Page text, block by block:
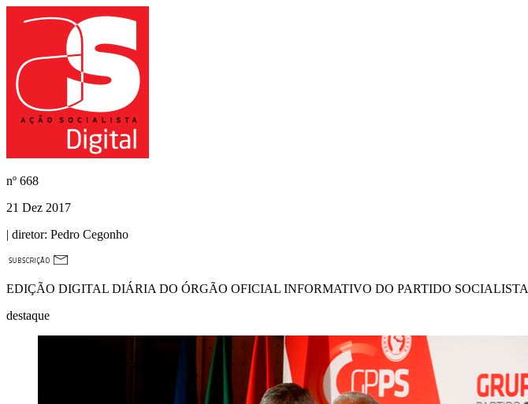
nº 668
21 Dez 2017
| diretor: Pedro Cegonho
EDIÇÃO DIGITAL DIÁRIA DO ÓRGÃO OFICIAL INFORMATIVO DO PARTIDO SOCIALISTA
destaque